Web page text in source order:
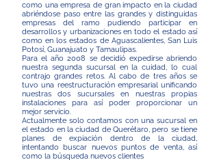
como una empresa de gran impacto en la ciudad
abriéndose paso entre las grandes y distinguidas
empresas del ramo pudiendo participar en
desarrollos y urbanizaciones en todo el estado así
como en los estados de Aguascalientes, San Luis
Potosí, Guanajuato y Tamaulipas.
Para el año 2008 se decidió expedirse abriendo
nuestra segunda sucursal en la cuidad, lo cual
contrajo grandes retos. Al cabo de tres años se
tuvo una reestructuración empresarial unificando
nuestras dos sucursales en nuestras propias
instalaciones para así poder proporcionar un
mejor servicio.
Actualmente solo contamos con una sucursal en
el estado en la ciudad de Querétaro, pero se tiene
planes de expiación dentro de la ciudad,
intentando buscar nuevos puntos de venta, así
como la búsqueda nuevos clientes